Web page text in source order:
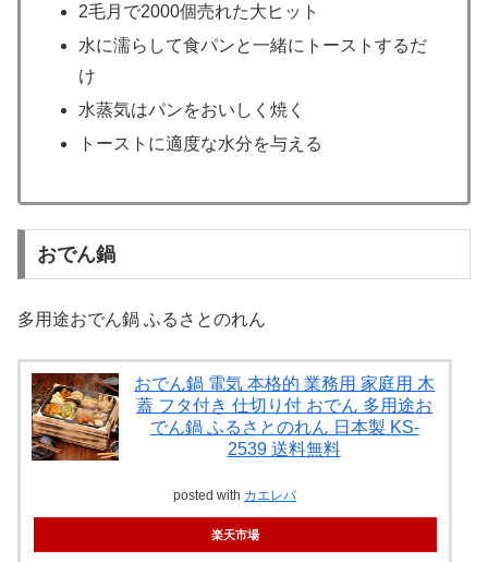
2毛月で2000個売れた大ヒット
水に濡らして食パンと一緒にトーストするだ
け
水蒸気はパンをおいしく焼く
トーストに適度な水分を与える
おでん鍋
多用途おでん鍋 ふるさとのれん
おでん鍋 電気 本格的 業務用 家庭用 木
蓋 フタ付き 仕切り付 おでん 多用途お
でん鍋 ふるさとのれん 日本製 KS-
2539 送料無料
posted with カエレバ
楽天市場